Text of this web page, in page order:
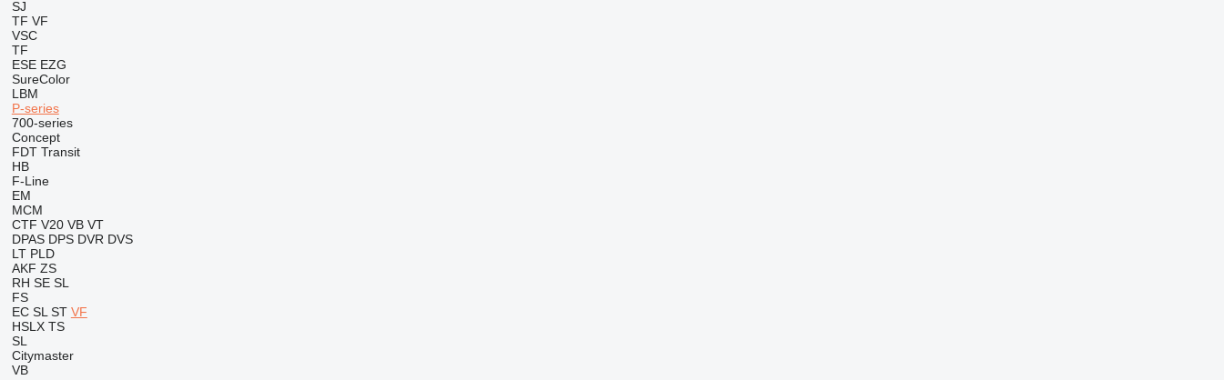
SJ
TF VF
VSC
TF
ESE EZG
SureColor
LBM
P-series
700-series
Concept
FDT Transit
HB
F-Line
EM
MCM
CTF V20 VB VT
DPAS DPS DVR DVS
LT PLD
AKF ZS
RH SE SL
FS
EC SL ST VF
HSLX TS
SL
Citymaster
VB